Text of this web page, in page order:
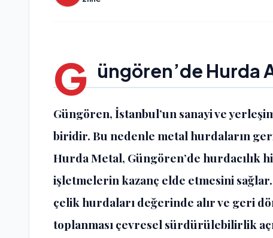
G üngören’de Hurda
Güngören, İstanbul’un sanayi ve
biridir. Bu nedenle metal hurdaların
Hurda Metal, Güngören’de hurdacılık
işletmelerin kazanç elde etmesini
çelik hurdaları değerinde alır ve geri
toplanması çevresel sürdürülebilirlik